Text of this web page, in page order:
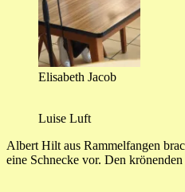
Elisabeth Jacob
Luise Luft
Albert Hilt aus Rammelfangen
eine Schnecke vor. Den